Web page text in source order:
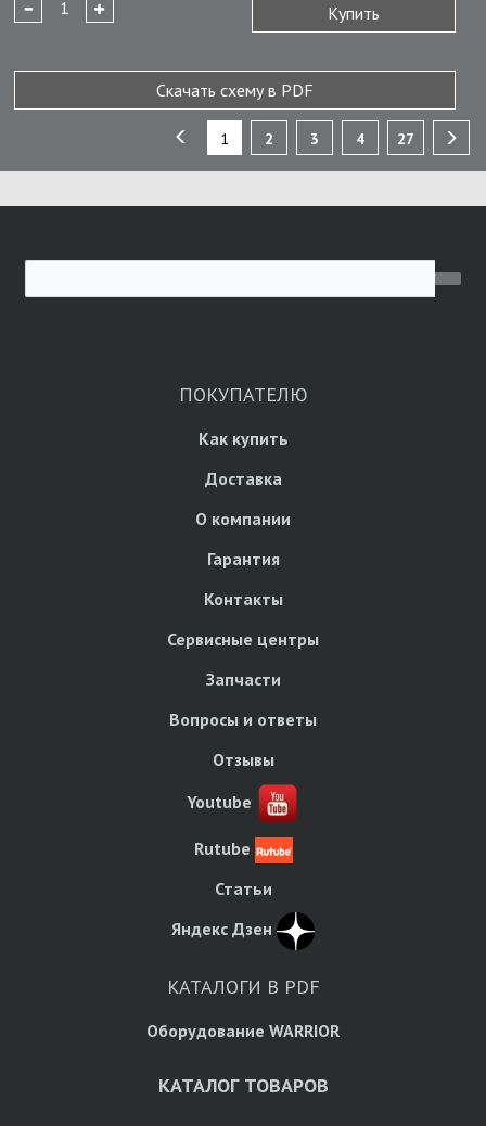
Купить
Скачать схему в PDF
1 2 3 4 27
ПОКУПАТЕЛЮ
Как купить
Доставка
О компании
Гарантия
Контакты
Сервисные центры
Запчасти
Вопросы и ответы
Отзывы
Youtube
Rutube
Статьи
Яндекс Дзен
КАТАЛОГИ В PDF
Оборудование WARRIOR
КАТАЛОГ ТОВАРОВ